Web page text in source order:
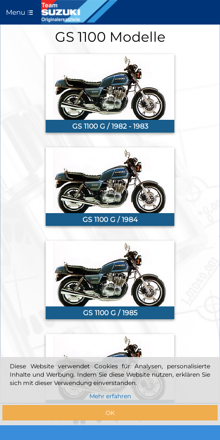
Menu
GS 1100 Modelle
GS 1100 G / 1982 - 1983
GS 1100 G / 1984
GS 1100 G / 1985
GS 1100 G / 1986
Diese Website verwendet Cookies für Analysen, personalisierte
Inhalte und Werbung. Indem Sie diese Website nutzen, erklären Sie
sich mit dieser Verwendung einverstanden.
Mehr erfahren
OK